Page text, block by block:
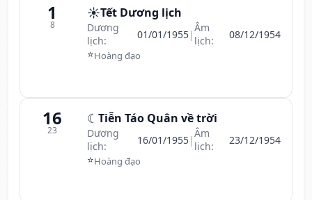
1
8
☀️Tết Dương lịch
Dương
lịch:
01/01/1955|Âm
lịch:
08/12/1954
⭐Hoàng đạo
16
23
☾ Tiễn Táo Quân về trời
Dương
lịch:
16/01/1955|Âm
lịch:
23/12/1954
⭐Hoàng đạo